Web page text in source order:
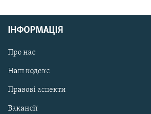
ІНФОРМАЦІЯ
Про нас
Наш кодекс
Правові аспекти
Вакансії